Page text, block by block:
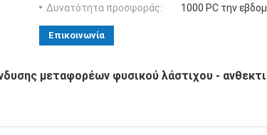
Δυνατότητα προσφοράς:
1000 PC την
Επικοινωνία
μεταφορέων φυσικού λάστιχου -